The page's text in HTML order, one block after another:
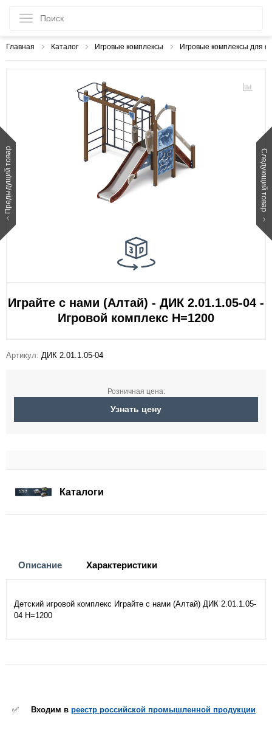
Главная Каталог Игровые комплексы Игровые комплексы для
Предыдущий товар Следующий товар
Играйте с нами (Алтай) - ДИК 2.01.1.05-04 -
Игровой комплекс H=1200
Артикул: ДИК 2.01.1.05-04
Розничная цена:
Узнать цену
Каталоги
Описание Характеристики
Детский игровой комплекс Играйте с нами (Алтай) ДИК 2.01.1.05-
04 H=1200
✅ Входим в реестр российской промышленной продукции